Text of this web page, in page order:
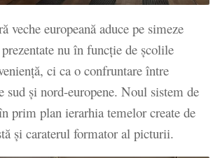
veche europeană aduce pe simeze
nu în funcție de școlile
ci ca o confruntare între
sud și nord-europene. Noul sistem de
prim plan ierarhia temelor create de
și caraterul formator al picturii.